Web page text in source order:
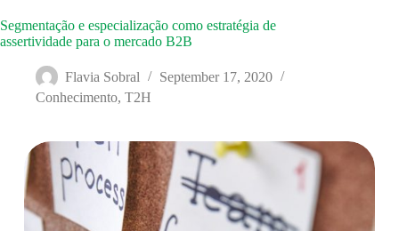
Segmentação e especialização como estratégia de
assertividade para o mercado B2B
Flavia Sobral
September 17, 2020
Conhecimento, T2H